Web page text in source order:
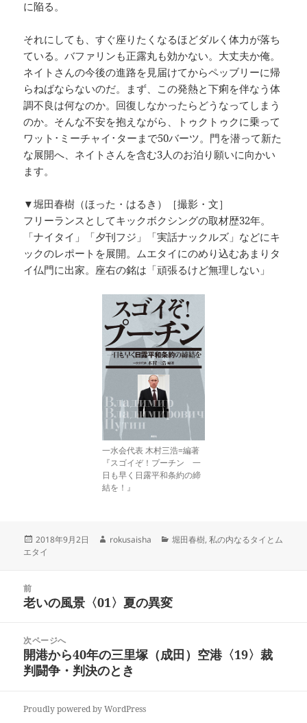
に陥る。
それにしても、すぐ座りたくなるほどダルく体力が落ち
ている。バファリンも正露丸も効かない。大丈夫か俺。
ネイトさんの今後の進路を見届けてからペッブリーに帰
らねばならないのだ。まず、この発熱と下痢を伴なう体
調不良は何なのか。回復しなかったらどうなってしまう
のか。そんな不安を抱えながら、トゥクトゥクに乗って
ワット･ミーチャイ･ターまで50バーツ。門を潜って新た
な展開へ、ネイトさんを含む3人のお泊り願いに向かい
ます。
▼堀田春樹（ほった・はるき）［撮影・文］
フリーランスとしてキックボクシングの取材歴32年。
「ナイタイ」「夕刊フジ」「実話ナックルズ」などにキ
ックのレポートを展開。ムエタイにのめり込むあまりタ
イ仏門に出家。座右の銘は「頑張るけど無理しない」
一水会代表 木村三浩=編著
『スゴイぞ！プーチン 一
日も早く日露平和条約の締
結を！』
投
稿
2018年9月2日
作
rokusaisha
カ
堀田春樹,私の内なるタイとム
エタイ
前
前
投
稿:
老いの風景〈01〉夏の異変
次ページへ
次
の
稿:
開港から40年の三里塚（成田）空港〈19〉裁
判闘争・判決のとき
Proudly powered by WordPress